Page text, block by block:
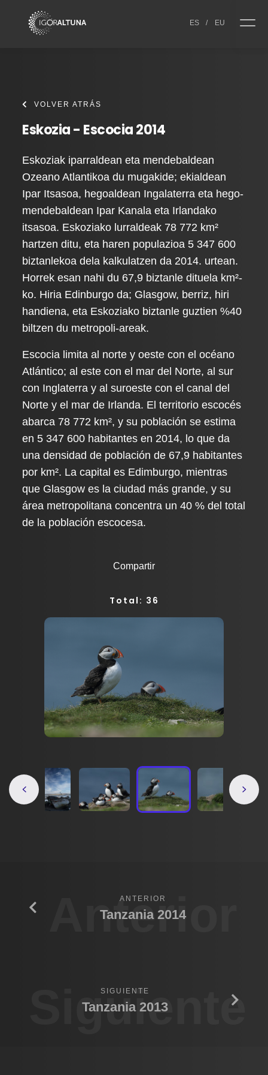
ES / EU
VOLVER ATRÁS
Eskozia - Escocia 2014
Eskoziak iparraldean eta mendebaldean
Ozeano Atlantikoa du mugakide; ekialdean
Ipar Itsasoa, hegoaldean Ingalaterra eta hego-
mendebaldean Ipar Kanala eta Irlandako
itsasoa. Eskoziako lurraldeak 78 772 km²
hartzen ditu, eta haren populazioa 5 347 600
biztanlekoa dela kalkulatzen da 2014. urtean.
Horrek esan nahi du 67,9 biztanle dituela km²-
ko. Hiria Edinburgo da; Glasgow, berriz, hiri
handiena, eta Eskoziako biztanle guztien %40
biltzen du metropoli-areak.
Escocia limita al norte y oeste con el océano
Atlántico; al este con el mar del Norte, al sur
con Inglaterra y al suroeste con el canal del
Norte y el mar de Irlanda. El territorio escocés
abarca 78 772 km², y su población se estima
en 5 347 600 habitantes en 2014,​ lo que da
una densidad de población de 67,9 habitantes
por km². La capital es Edimburgo, mientras
que Glasgow es la ciudad más grande, y su
área metropolitana concentra un 40 % del total
de la población escocesa.
Compartir
Total: 36
Anterior
ANTERIOR
Tanzania 2014
Siguiente
SIGUIENTE
Tanzania 2013